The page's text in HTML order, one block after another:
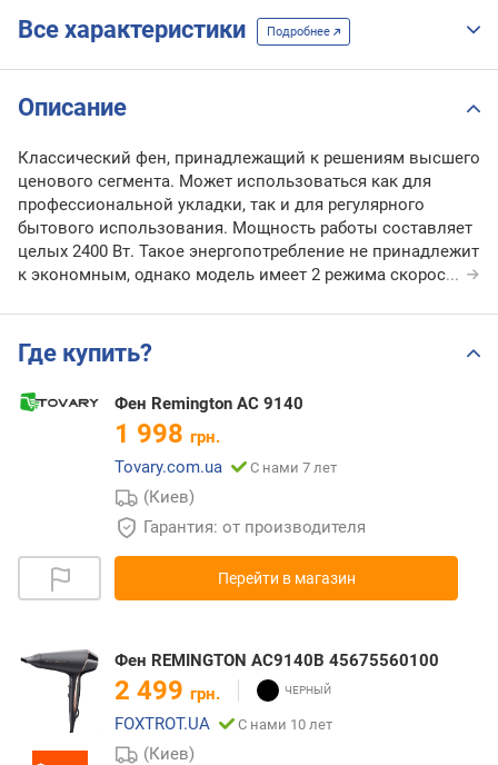
Все характеристики Подробнее
Описание
Классический фен, принадлежащий к решениям высшего
ценового сегмента. Может использоваться как для
профессиональной укладки, так и для регулярного
бытового использования. Мощность работы составляет
целых 2400 Вт. Такое энергопотребление не принадлежит
к экономным, однако модель имеет 2 режима скорос...
Где купить?
Фен Remington AC 9140
1 998 грн.
Tovary.com.ua
С нами 7 лет
(Киев)
Гарантия: от производителя
Перейти в магазин
Фен REMINGTON AC9140B 45675560100
2 499 грн.
FOXTROT.UA
С нами 10 лет
(Киев)